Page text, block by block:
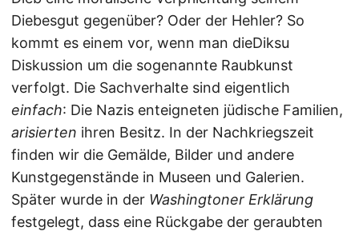
Diebesgut gegenüber? Oder der Hehler? So
kommt es einem vor, wenn man dieDiksu
Diskussion um die sogenannte Raubkunst
verfolgt. Die Sachverhalte sind eigentlich
einfach: Die Nazis enteigneten jüdische Familien,
arisierten ihren Besitz. In der Nachkriegszeit
finden wir die Gemälde, Bilder und andere
Kunstgegenstände in Museen und Galerien.
Später wurde in der Washingtoner Erklärung
festgelegt, dass eine Rückgabe der geraubten